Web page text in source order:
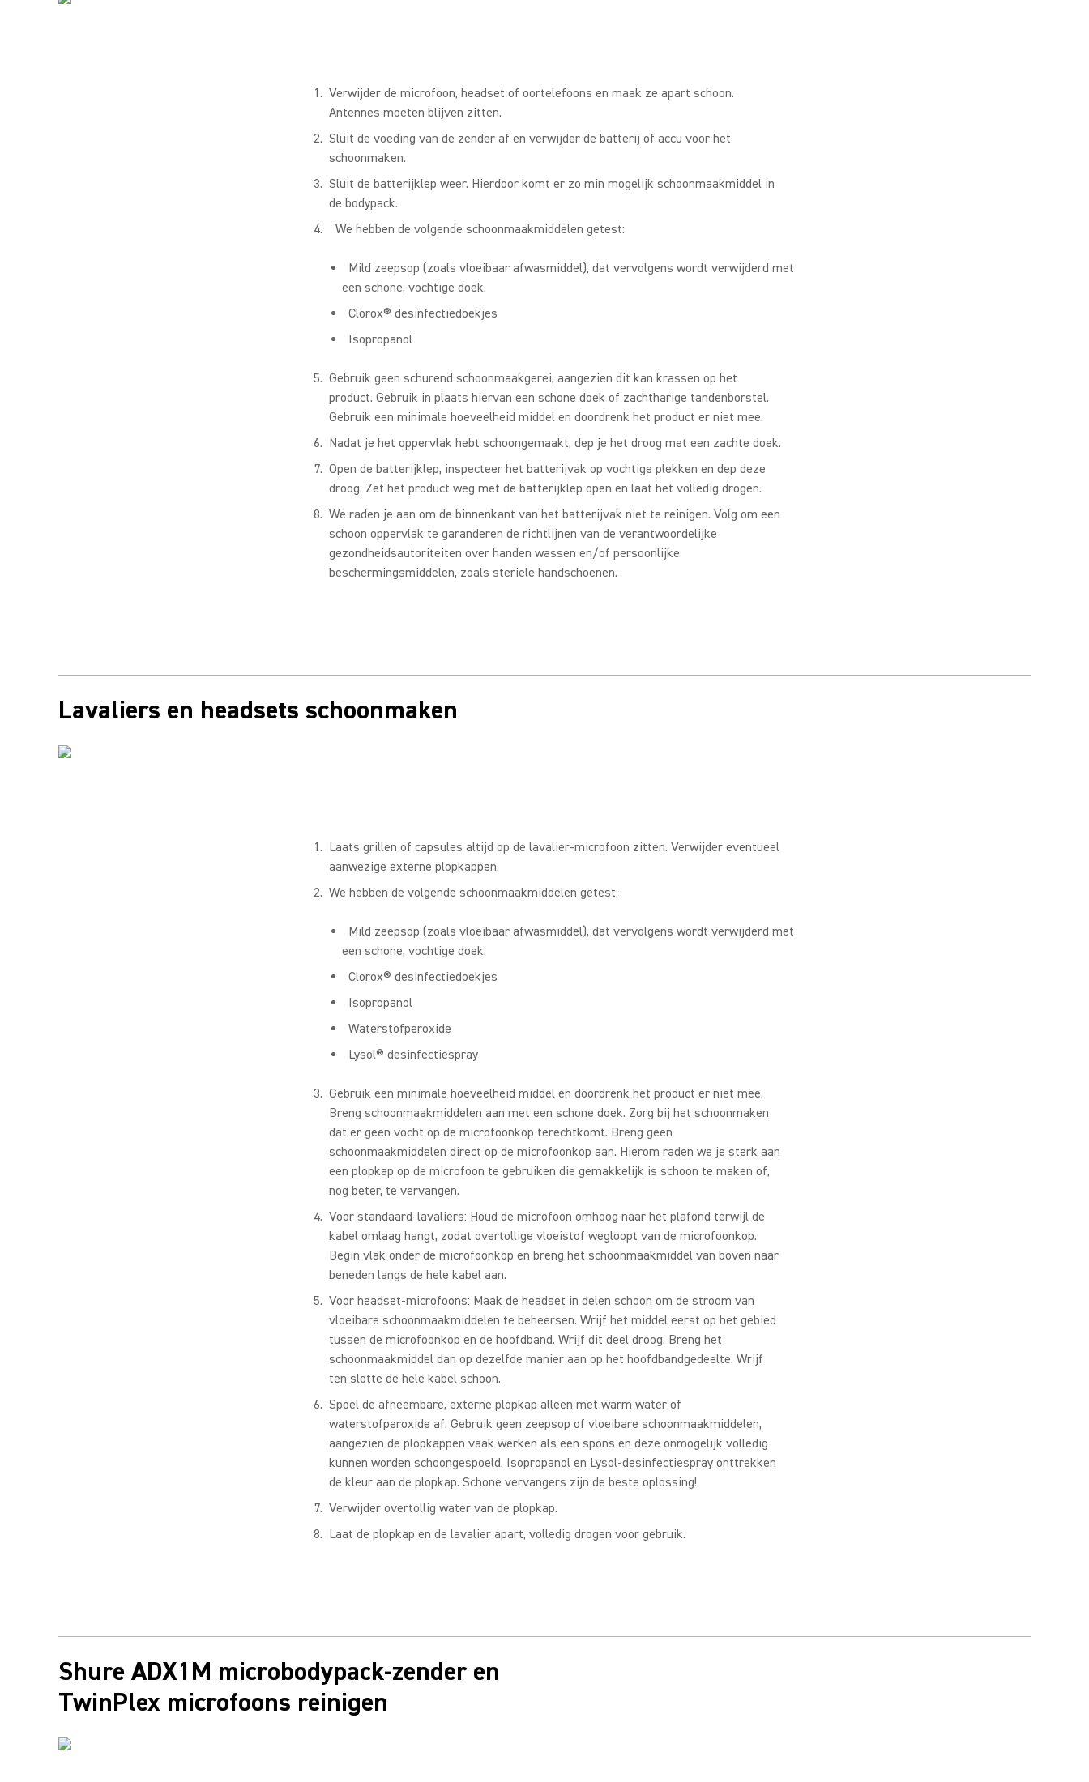
Verwijder de microfoon, headset of oortelefoons en maak ze apart schoon.
Antennes moeten blijven zitten.
Sluit de voeding van de zender af en verwijder de batterij of accu voor het
schoonmaken.
Sluit de batterijklep weer. Hierdoor komt er zo min mogelijk schoonmaakmiddel in
de bodypack.
We hebben de volgende schoonmaakmiddelen getest:
Mild zeepsop (zoals vloeibaar afwasmiddel), dat vervolgens wordt verwijderd met
een schone, vochtige doek.
Clorox® desinfectiedoekjes
Isopropanol
Gebruik geen schurend schoonmaakgerei, aangezien dit kan krassen op het
product. Gebruik in plaats hiervan een schone doek of zachtharige tandenborstel.
Gebruik een minimale hoeveelheid middel en doordrenk het product er niet mee.
Nadat je het oppervlak hebt schoongemaakt, dep je het droog met een zachte doek.
Open de batterijklep, inspecteer het batterijvak op vochtige plekken en dep deze
droog. Zet het product weg met de batterijklep open en laat het volledig drogen.
We raden je aan om de binnenkant van het batterijvak niet te reinigen. Volg om een
schoon oppervlak te garanderen de richtlijnen van de verantwoordelijke
gezondheidsautoriteiten over handen wassen en/of persoonlijke
beschermingsmiddelen, zoals steriele handschoenen.
Lavaliers en headsets schoonmaken
Laats grillen of capsules altijd op de lavalier-microfoon zitten. Verwijder eventueel
aanwezige externe plopkappen.
We hebben de volgende schoonmaakmiddelen getest:
Mild zeepsop (zoals vloeibaar afwasmiddel), dat vervolgens wordt verwijderd met
een schone, vochtige doek.
Clorox® desinfectiedoekjes
Isopropanol
Waterstofperoxide
Lysol® desinfectiespray
Gebruik een minimale hoeveelheid middel en doordrenk het product er niet mee.
Breng schoonmaakmiddelen aan met een schone doek. Zorg bij het schoonmaken
dat er geen vocht op de microfoonkop terechtkomt. Breng geen
schoonmaakmiddelen direct op de microfoonkop aan. Hierom raden we je sterk aan
een plopkap op de microfoon te gebruiken die gemakkelijk is schoon te maken of,
nog beter, te vervangen.
Voor standaard-lavaliers: Houd de microfoon omhoog naar het plafond terwijl de
kabel omlaag hangt, zodat overtollige vloeistof wegloopt van de microfoonkop.
Begin vlak onder de microfoonkop en breng het schoonmaakmiddel van boven naar
beneden langs de hele kabel aan.
Voor headset-microfoons: Maak de headset in delen schoon om de stroom van
vloeibare schoonmaakmiddelen te beheersen. Wrijf het middel eerst op het gebied
tussen de microfoonkop en de hoofdband. Wrijf dit deel droog. Breng het
schoonmaakmiddel dan op dezelfde manier aan op het hoofdbandgedeelte. Wrijf
ten slotte de hele kabel schoon.
Spoel de afneembare, externe plopkap alleen met warm water of
waterstofperoxide af. Gebruik geen zeepsop of vloeibare schoonmaakmiddelen,
aangezien de plopkappen vaak werken als een spons en deze onmogelijk volledig
kunnen worden schoongespoeld. Isopropanol en Lysol-desinfectiespray onttrekken
de kleur aan de plopkap. Schone vervangers zijn de beste oplossing!
Verwijder overtollig water van de plopkap.
Laat de plopkap en de lavalier apart, volledig drogen voor gebruik.
Shure ADX1M microbodypack-zender en
TwinPlex microfoons reinigen